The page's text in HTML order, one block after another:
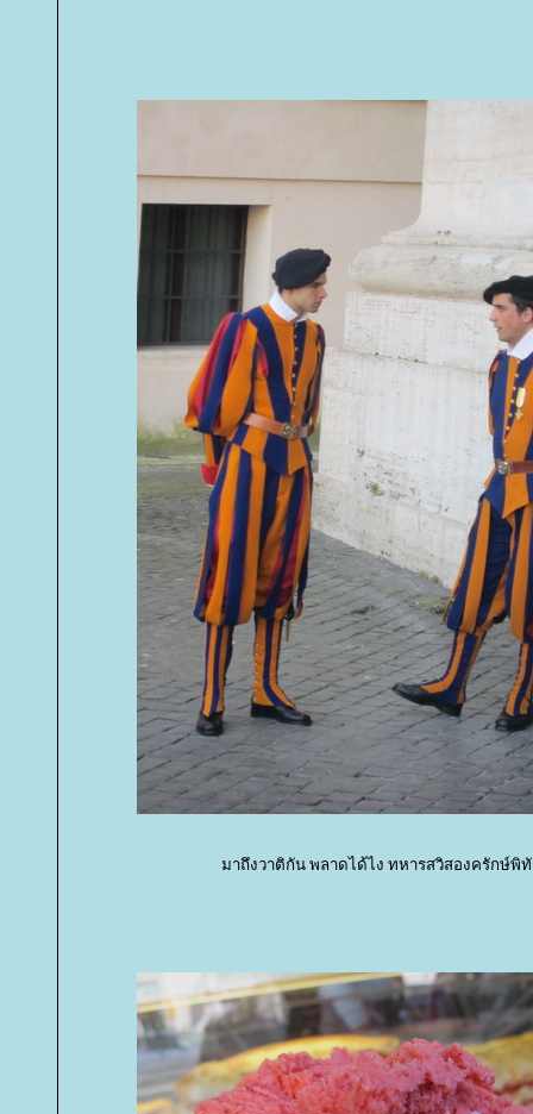
มาถึงวาติกัน พลาดได้ไง ทหารสวิสองครักษ์พิทั